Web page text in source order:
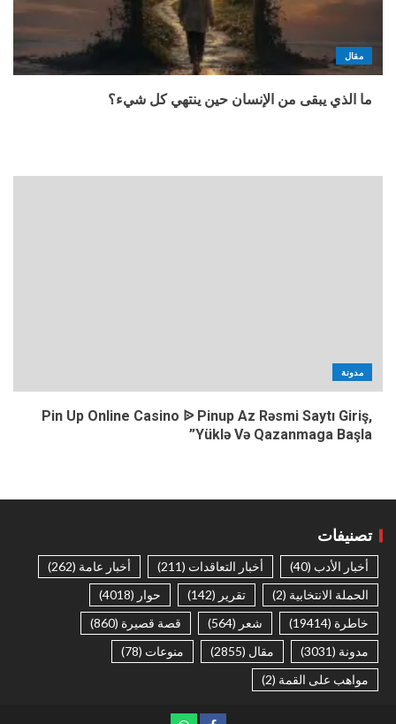
مقال
ما الذي يبقى من الإنسان حين ينتهي كل شيء؟
مدونة
Pin Up Online Casino ᐉ Pinup Az Rəsmi Saytı Giriş,
Yüklə Və Qazanmaga Başla”
تصنيفات
أخبار الأدب (40) أخبار التعاقدات (211) أخبار عامة (262)
الحملة الانتخابية (2) تقرير (142) حوار (4018)
خاطرة (19414) شعر (564) قصة قصيرة (860)
مدونة (3031) مقال (2855) منوعات (78)
مواهب على القمة (2)